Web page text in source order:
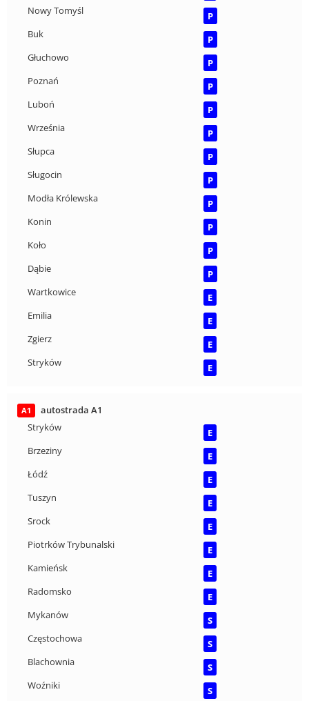
Nowy Tomyśl
P
Buk
P
Głuchowo
P
Poznań
P
Luboń
P
Września
P
Słupca
P
Sługocin
P
Modła Królewska
P
Konin
P
Koło
P
Dąbie
P
Wartkowice
E
Emilia
E
Zgierz
E
Stryków
E
A1
autostrada A1
Stryków
E
Brzeziny
E
Łódź
E
Tuszyn
E
Srock
E
Piotrków Trybunalski
E
Kamieńsk
E
Radomsko
E
Mykanów
S
Częstochowa
S
Blachownia
S
Woźniki
S